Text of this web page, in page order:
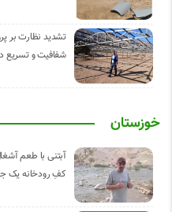
تشدید نظارت بر
شفافیت و تسریع
خوزستان
آبتنی با طعم
کفِ رودخانه یک